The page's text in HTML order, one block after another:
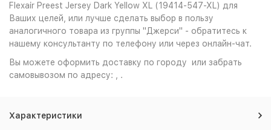
Flexair Preest Jersey Dark Yellow XL (19414-547-XL) для
Ваших целей, или лучше сделать выбор в пользу
аналогичного товара из группы "Джерси" - обратитесь к
нашему консультанту по телефону или через онлайн-чат.
Вы можете оформить доставку по городу или забрать
самовывозом по адресу: , .
Характеристики